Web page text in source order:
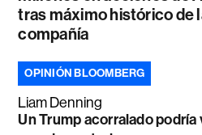
tras máximo histórico de
compañía
OPINIÓN BLOOMBERG
Liam Denning
Un Trump acorralado